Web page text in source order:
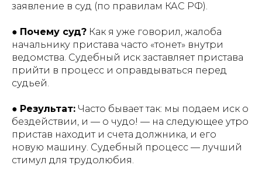
заявление в суд (по правилам КАС РФ).
● Почему суд? Как я уже говорил, жалоба
начальнику пристава часто «тонет» внутри
ведомства. Судебный иск заставляет пристава
прийти в процесс и оправдываться перед
судьей.
● Результат: Часто бывает так: мы подаем иск о
бездействии, и — о чудо! — на следующее утро
пристав находит и счета должника, и его
новую машину. Судебный процесс — лучший
стимул для трудолюбия.